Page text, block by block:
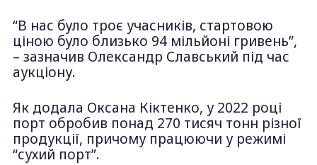
“В нас було троє учасників, стартовою
ціною було близько 94 мільйоні гривень”,
– зазначив Олександр Славський під час
аукціону.
Як додала Оксана Кіктенко, у 2022 році
порт обробив понад 270 тисяч тонн різної
продукції, причому працюючи у режимі
“сухий порт”.